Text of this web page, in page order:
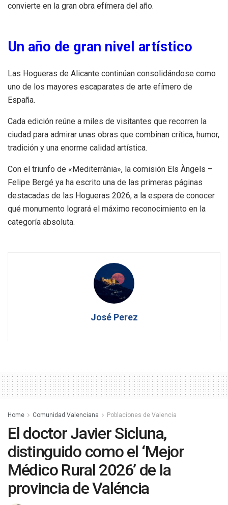
convierte en la gran obra efímera del año.
Un año de gran nivel artístico
Las Hogueras de Alicante continúan consolidándose como
uno de los mayores escaparates de arte efímero de
España.
Cada edición reúne a miles de visitantes que recorren la
ciudad para admirar unas obras que combinan crítica, humor,
tradición y una enorme calidad artística.
Con el triunfo de «Mediterrània», la comisión Els Àngels –
Felipe Bergé ya ha escrito una de las primeras páginas
destacadas de las Hogueras 2026, a la espera de conocer
qué monumento logrará el máximo reconocimiento en la
categoría absoluta.
José Perez
Home Comunidad Valenciana Poblaciones de Valencia
El doctor Javier Sicluna,
distinguido como el ‘Mejor
Médico Rural 2026’ de la
provincia de Valéncia